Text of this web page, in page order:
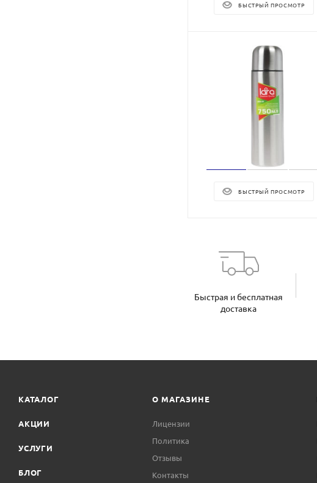
БЫСТРЫЙ ПРОСМОТР
БЫСТРЫЙ ПРОСМОТР
Быстрая и бесплатная
доставка
КАТАЛОГ
АКЦИИ
УСЛУГИ
БЛОГ
О МАГАЗИНЕ
Лицензии
Политика
Отзывы
Контакты